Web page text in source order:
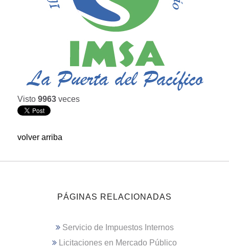
Visto 9963 veces
volver arriba
PÁGINAS RELACIONADAS
Servicio de Impuestos Internos
Licitaciones en Mercado Público